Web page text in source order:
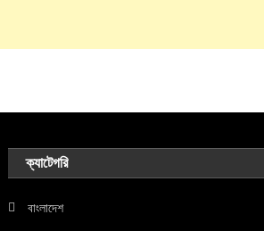
ক্যাটেগরি
বাংলাদেশ